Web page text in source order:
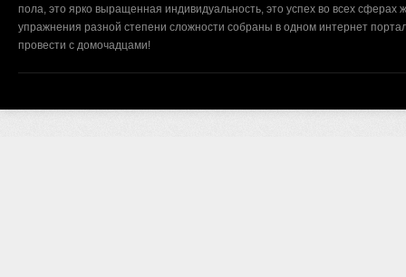
пола, это ярко выращенная индивидуальность, это успех во всех
упражнения разной степени сложности собраны в одном интернет
провести с домочадцами!